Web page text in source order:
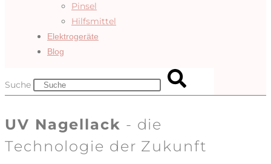
Pinsel
Hilfsmittel
Elektrogeräte
Blog
Suche
UV Nagellack - die
Technologie der Zukunft